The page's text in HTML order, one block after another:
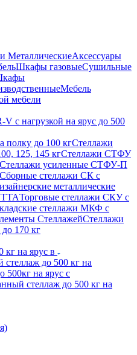
МеталлическиеАксессуары
Шкафы газовыеСушильные
Мебель
мебели
с нагрузкой на ярус до 500
полку до 100 кгСтеллажи
125, 145 кгСтеллажи СТФУ
Стеллажи усиленные СТФУ-П
Сборные стеллажи СК с
металлические
Торговые стеллажи СКУ с
стеллажи МКФ с
СтеллажейСтеллажи
170 кг
кг на ярус в
до 500 кг на
500кг на ярус с
стеллаж до 500 кг на